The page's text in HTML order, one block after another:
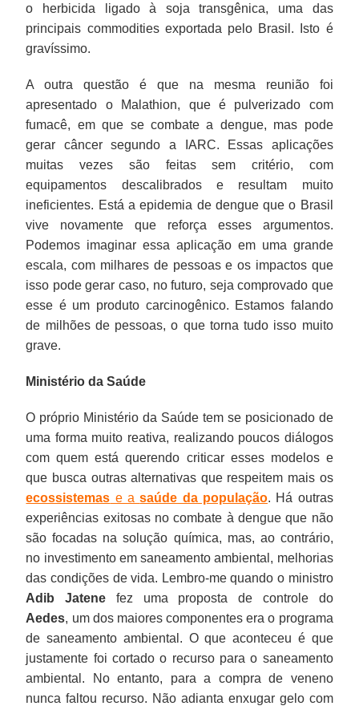
o herbicida ligado à soja transgênica, uma das
principais commodities exportada pelo Brasil. Isto é
gravíssimo.
A outra questão é que na mesma reunião foi
apresentado o Malathion, que é pulverizado com
fumacê, em que se combate a dengue, mas pode
gerar câncer segundo a IARC. Essas aplicações
muitas vezes são feitas sem critério, com
equipamentos descalibrados e resultam muito
ineficientes. Está a epidemia de dengue que o Brasil
vive novamente que reforça esses argumentos.
Podemos imaginar essa aplicação em uma grande
escala, com milhares de pessoas e os impactos que
isso pode gerar caso, no futuro, seja comprovado que
esse é um produto carcinogênico. Estamos falando
de milhões de pessoas, o que torna tudo isso muito
grave.
Ministério da Saúde
O próprio Ministério da Saúde tem se posicionado de
uma forma muito reativa, realizando poucos diálogos
com quem está querendo criticar esses modelos e
que busca outras alternativas que respeitem mais os
ecossistemas e asaúde da população. Há outras
experiências exitosas no combate à dengue que não
são focadas na solução química, mas, ao contrário,
no investimento em saneamento ambiental, melhorias
das condições de vida. Lembro-me quando o ministro
Adib Jatene fez uma proposta de controle do
Aedes, um dos maiores componentes era o programa
de saneamento ambiental. O que aconteceu é que
justamente foi cortado o recurso para o saneamento
ambiental. No entanto, para a compra de veneno
nunca faltou recurso. Não adianta enxugar gelo com